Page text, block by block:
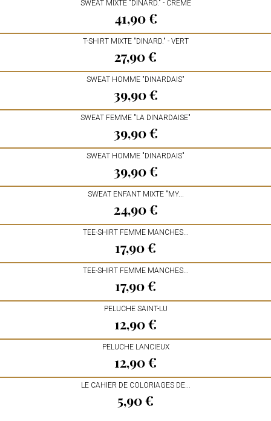
SWEAT MIXTE "DINARD." - CRÈME
Prix
41,90 €
T-SHIRT MIXTE "DINARD." - VERT
Prix
27,90 €
SWEAT HOMME "DINARDAIS"
Prix
39,90 €
SWEAT FEMME "LA DINARDAISE"
Prix
39,90 €
SWEAT HOMME "DINARDAIS"
Prix
39,90 €
SWEAT ENFANT MIXTE "MY...
Prix
24,90 €
TEE-SHIRT FEMME MANCHES...
Prix
17,90 €
TEE-SHIRT FEMME MANCHES...
Prix
17,90 €
PELUCHE SAINT-LU
Prix
12,90 €
PELUCHE LANCIEUX
Prix
12,90 €
LE CAHIER DE COLORIAGES DE...
Prix
5,90 €